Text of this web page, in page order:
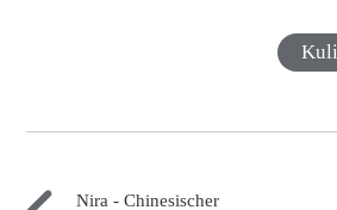
Nira - Chinesischer